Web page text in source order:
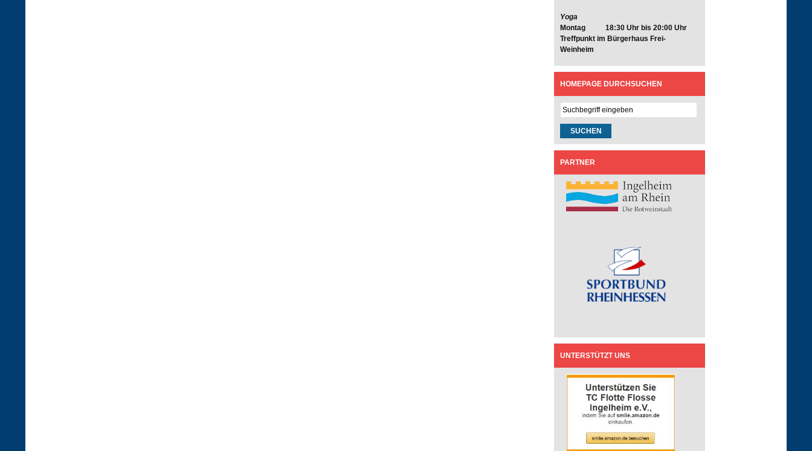
Yoga
Montag 18:30 Uhr bis 20:00 Uhr
Treffpunkt im Bürgerhaus Frei-
Weinheim
HOMEPAGE DURCHSUCHEN
PARTNER
UNTERSTÜTZT UNS